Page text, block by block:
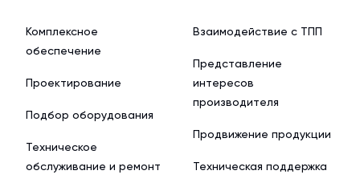
Комплексное
обеспечение
Проектирование
Подбор оборудования
Техническое
обслуживание и ремонт
Взаимодействие с ТПП
Представление
интересов
производителя
Продвижение продукции
Техническая поддержка